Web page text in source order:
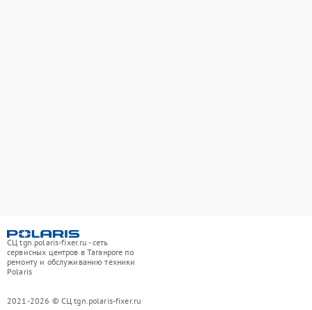
СЦ tgn.polaris-fixer.ru - сеть
сервисных центров в Таганроге по
ремонту и обслуживанию техники
Polaris
2021-2026 © СЦ tgn.polaris-fixer.ru